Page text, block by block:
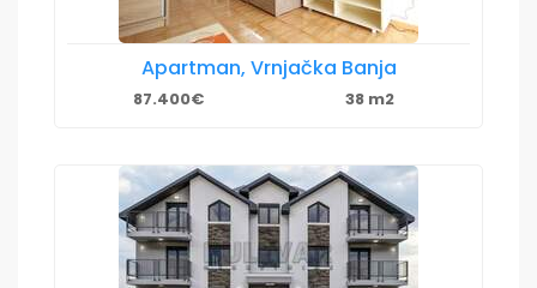
Apartman, Vrnjačka Banja
87.400€ 38 m2